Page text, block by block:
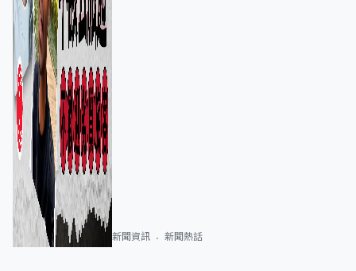
新聞資訊 新聞熱話